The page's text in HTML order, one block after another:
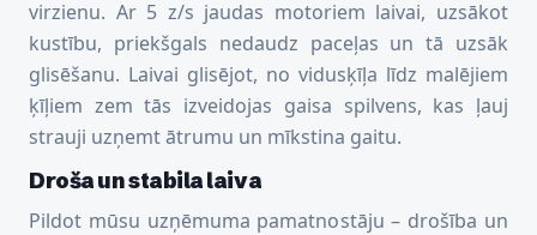
virzienu. Ar 5 z/s jaudas motoriem laivai, uzsākot
kustību, priekšgals nedaudz paceļas un tā uzsāk
glisēšanu. Laivai glisējot, no vidusķīļa līdz malējiem
ķīļiem zem tās izveidojas gaisa spilvens, kas ļauj
strauji uzņemt ātrumu un mīkstina gaitu.
Droša un stabila laiva
Pildot mūsu uzņēmuma pamatnostāju – drošība un